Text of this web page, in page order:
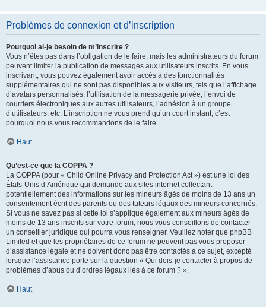
Problèmes de connexion et d’inscription
Pourquoi ai-je besoin de m’inscrire ?
Vous n’êtes pas dans l’obligation de le faire, mais les administrateurs du forum
peuvent limiter la publication de messages aux utilisateurs inscrits. En vous
inscrivant, vous pouvez également avoir accès à des fonctionnalités
supplémentaires qui ne sont pas disponibles aux visiteurs, tels que l’affichage
d’avatars personnalisés, l’utilisation de la messagerie privée, l’envoi de
courriers électroniques aux autres utilisateurs, l’adhésion à un groupe
d’utilisateurs, etc. L’inscription ne vous prend qu’un court instant, c’est
pourquoi nous vous recommandons de le faire.
Haut
Qu’est-ce que la COPPA ?
La COPPA (pour « Child Online Privacy and Protection Act ») est une loi des
États-Unis d’Amérique qui demande aux sites internet collectant
potentiellement des informations sur les mineurs âgés de moins de 13 ans un
consentement écrit des parents ou des tuteurs légaux des mineurs concernés.
Si vous ne savez pas si cette loi s’applique également aux mineurs âgés de
moins de 13 ans inscrits sur votre forum, nous vous conseillons de contacter
un conseiller juridique qui pourra vous renseigner. Veuillez noter que phpBB
Limited et que les propriétaires de ce forum ne peuvent pas vous proposer
d’assistance légale et ne doivent donc pas être contactés à ce sujet, excepté
lorsque l’assistance porte sur la question « Qui dois-je contacter à propos de
problèmes d’abus ou d’ordres légaux liés à ce forum ? ».
Haut